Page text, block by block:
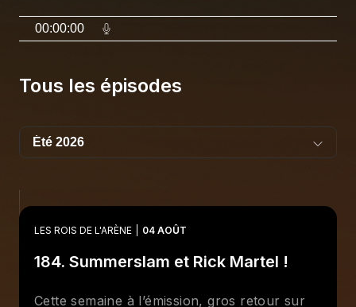
00:00:00
Tous les épisodes
LES ROIS DE L'ARÈNE 04 AOÛT
184. Summerslam et Rick Martel !
Cette semaine à l’émission, gros retour sur